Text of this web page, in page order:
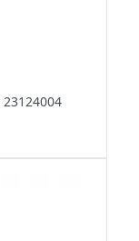
23124004